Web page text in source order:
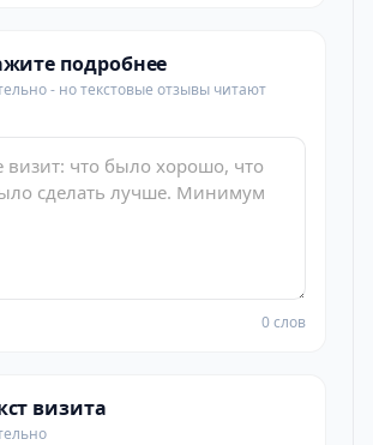
подробнее
- но текстовые отзывы читают
0 слов
визита